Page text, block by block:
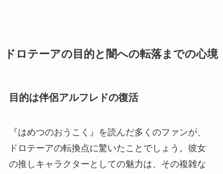
ドロテーアの目的と闇への転落までの心境
目的は伴侶アルフレドの復活
『はめつのおうこく』を読んだ多くのファンが、
ドロテーアの転換点に驚いたことでしょう。彼女
の推しキャラクターとしての魅力は、その複雑な